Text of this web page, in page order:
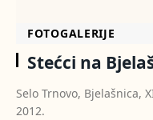
FOTOGALERIJE
Stećci na
Selo Trnovo, Bjelašnica,
2012.